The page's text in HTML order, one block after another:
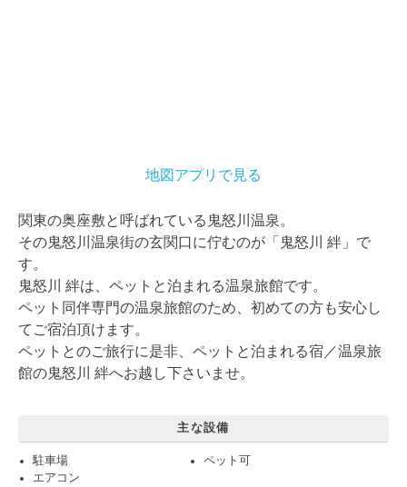
地図アプリで見る
関東の奥座敷と呼ばれている鬼怒川温泉。
その鬼怒川温泉街の玄関口に佇むのが「鬼怒川 絆」で
す。
鬼怒川 絆は、ペットと泊まれる温泉旅館です。
ペット同伴専門の温泉旅館のため、初めての方も安心し
てご宿泊頂けます。
ペットとのご旅行に是非、ペットと泊まれる宿／温泉旅
館の鬼怒川 絆へお越し下さいませ。
主な設備
駐車場
ペット可
エアコン